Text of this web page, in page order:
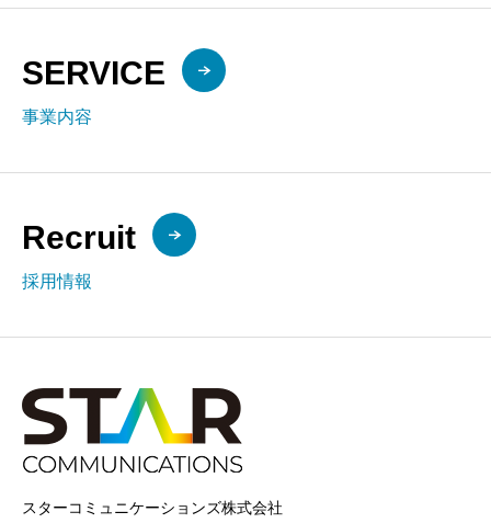
SERVICE
事業内容
Recruit
採用情報
スターコミュニケーションズ株式会社